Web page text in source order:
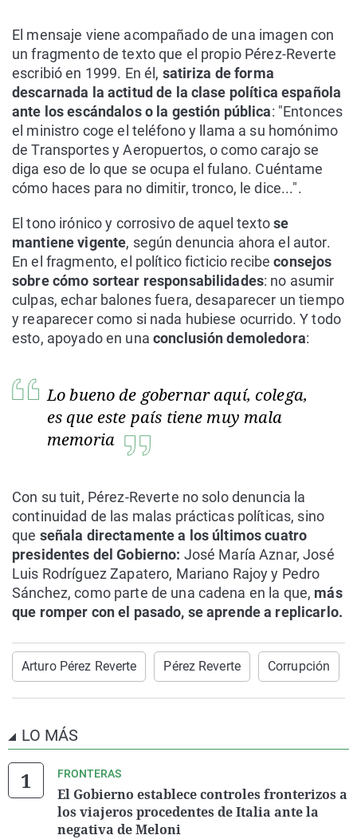
El mensaje viene acompañado de una imagen con
un fragmento de texto que el propio Pérez-Reverte
escribió en 1999. En él, satiriza de forma
descarnada la actitud de la clase política española
ante los escándalos o la gestión pública: "Entonces
el ministro coge el teléfono y llama a su homónimo
de Transportes y Aeropuertos, o como carajo se
diga eso de lo que se ocupa el fulano. Cuéntame
cómo haces para no dimitir, tronco, le dice...".
El tono irónico y corrosivo de aquel textose
mantiene vigente, según denuncia ahora el autor.
En el fragmento, el político ficticio recibeconsejos
sobre cómo sortear responsabilidades: no asumir
culpas, echar balones fuera, desaparecer un tiempo
y reaparecer como si nada hubiese ocurrido. Y todo
esto, apoyado en una conclusión demoledora:
Lo bueno de gobernar aquí, colega,
es que este país tiene muy mala
memoria
Con su tuit, Pérez-Reverte no solo denuncia la
continuidad de las malas prácticas políticas, sino
que señala directamente a los últimos cuatro
presidentes del Gobierno: José María Aznar, José
Luis Rodríguez Zapatero, Mariano Rajoy y Pedro
Sánchez, como parte de una cadena en la que, más
que romper con el pasado, se aprende a replicarlo.
Arturo Pérez Reverte Pérez Reverte Corrupción
LO MÁS
FRONTERAS
El Gobierno establece controles fronterizos a
los viajeros procedentes de Italia ante la
negativa de Meloni